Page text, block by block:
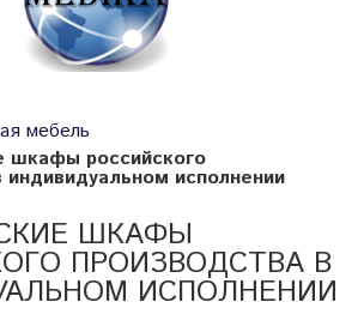
мебель
шкафы российского
индивидуальном исполнении
ШКАФЫ
ПРОИЗВОДСТВА В
ИСПОЛНЕНИИ